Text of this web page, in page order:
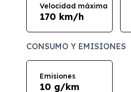
Velocidad máxima
170 km/h
CONSUMO Y EMISIONES
Emisiones
10 g/km